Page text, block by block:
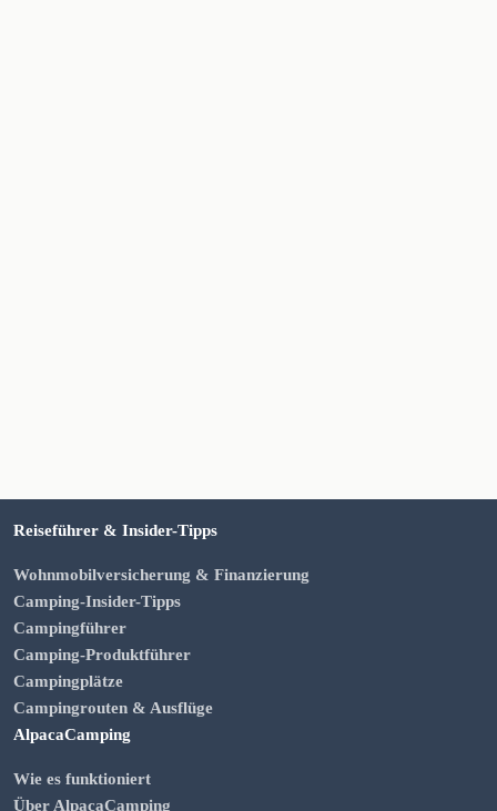
Reiseführer & Insider-Tipps
Wohnmobilversicherung & Finanzierung
Camping-Insider-Tipps
Campingführer
Camping-Produktführer
Campingplätze
Campingrouten & Ausflüge
AlpacaCamping
Wie es funktioniert
Über AlpacaCamping